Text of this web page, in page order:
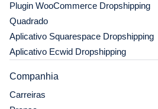
Plugin WooCommerce Dropshipping
Quadrado
Aplicativo Squarespace Dropshipping
Aplicativo Ecwid Dropshipping
Companhia
Carreiras